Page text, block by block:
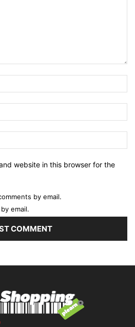
website in this browser for the
by email.
email.